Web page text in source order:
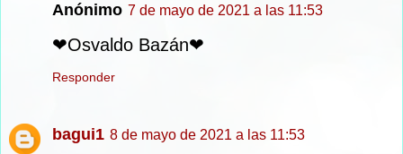
Anónimo 7 de mayo de 2021 a las 11:53
❤Osvaldo Bazán❤
Responder
bagui1 8 de mayo de 2021 a las 11:53